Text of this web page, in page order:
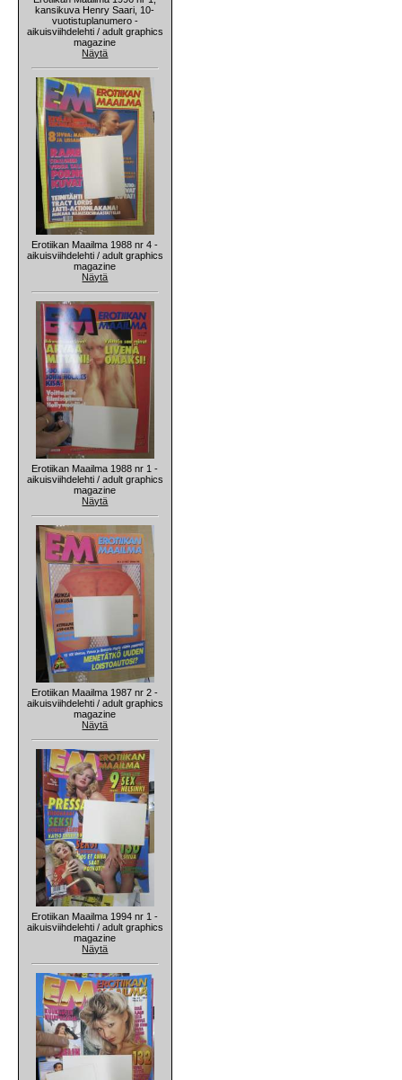
kansikuva Henry Saari, 10-
vuotistuplanumero -
aikuisviihdelehti / adult graphics
magazine
Näytä
Erotiikan Maailma 1988 nr 4 -
aikuisviihdelehti / adult graphics
magazine
Näytä
Erotiikan Maailma 1988 nr 1 -
aikuisviihdelehti / adult graphics
magazine
Näytä
Erotiikan Maailma 1987 nr 2 -
aikuisviihdelehti / adult graphics
magazine
Näytä
Erotiikan Maailma 1994 nr 1 -
aikuisviihdelehti / adult graphics
magazine
Näytä